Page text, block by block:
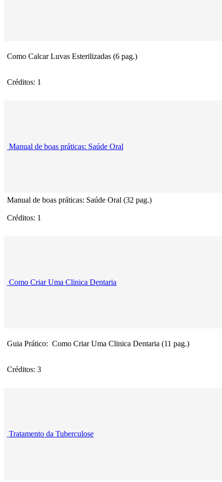
Como Calcar Luvas Esterilizadas (6 pag.)
Créditos: 1
Manual de boas práticas: Saúde Oral
Manual de boas práticas: Saúde Oral (32 pag.)
Créditos: 1
Como Criar Uma Clinica Dentaria
Guia Prático: Como Criar Uma Clinica Dentaria (11 pag.)
Créditos: 3
Tratamento da Tuberculose